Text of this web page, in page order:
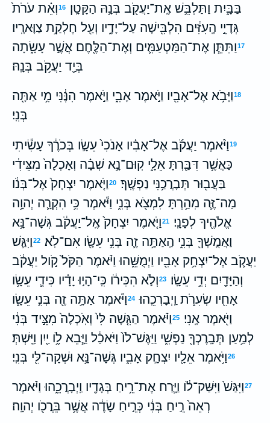
בַּבָּ֑יִת וַתַּלְבֵּ֥שׁ אֶֽת־יַעֲקֹ֖ב בְּנָ֥הּ הַקָּטָֽן׃
16וְאֵ֗ת עֹרֹת֙
גְּדָיֵ֣י הָֽעִזִּ֔ים הִלְבִּ֖ישָׁה עַל־יָדָ֑יו וְעַ֖ל חֶלְקַ֥ת צַוָּארָֽיו׃
17וַתִּתֵּ֧ן אֶת־הַמַּטְעַמִּ֛ים וְאֶת־הַלֶּ֖חֶם אֲשֶׁ֣ר עָשָׂ֑תָה
בְּיַ֖ד יַעֲקֹ֥ב בְּנָֽהּ׃
18וַיָּבֹ֥א אֶל־אָבִ֖יו וַיֹּ֣אמֶר אָבִ֑י וַיֹּ֣אמֶר הִנֶּ֔נִּי מִ֥י אַתָּ֖ה
בְּנִֽי׃
19וַיֹּ֨אמֶר יַעֲקֹ֜ב אֶל־אָבִ֗יו אָנֹכִי֙ עֵשָׂ֣ו בְּכֹרֶ֔ךָ עָשִׂ֕יתִי
כַּאֲשֶׁ֥ר דִּבַּ֖רְתָּ אֵלָ֑י קֽוּם־נָ֣א שְׁבָ֗ה וְאָכְלָה֙ מִצֵּידִ֔י
בַּעֲב֖וּר תְּבָרֲכַ֥נִּי נַפְשֶֽׁךָ׃ 20וַיֹּ֤אמֶר יִצְחָק֙ אֶל־בְּנֹ֔ו
מַה־זֶּ֛ה מִהַ֥רְתָּ לִמְצֹ֖א בְּנִ֑י וַיֹּ֕אמֶר כִּ֥י הִקְרָ֛ה יְהוָ֥ה
אֱלֹהֶ֖יךָ לְפָנָֽי׃
21וַיֹּ֤אמֶר יִצְחָק֙ אֶֽל־יַעֲקֹ֔ב גְּשָׁה־נָּ֥א
וַאֲמֻֽשְׁךָ֖ בְּנִ֑י הַֽאַתָּ֥ה זֶ֛ה בְּנִ֥י עֵשָׂ֖ו אִם־לֹֽא׃
22וַיִּגַּ֧שׁ
יַעֲקֹ֛ב אֶל־יִצְחָ֥ק אָבִ֖יו וַיְמֻשֵּׁ֑הוּ וַיֹּ֗אמֶר הַקֹּל֙ קֹ֣ול יַעֲקֹ֔ב
וְהַיָּדַ֖יִם יְדֵ֥י עֵשָֽׂו׃
23וְלֹ֣א הִכִּירֹ֔ו כִּֽי־הָי֣וּ יָדָ֗יו כִּידֵ֛י עֵשָׂ֥ו
אָחִ֖יו שְׂעִרֹ֑ת וַֽיְבָרְכֵֽהוּ׃ 24וַיֹּ֕אמֶר אַתָּ֥ה זֶ֖ה בְּנִ֣י עֵשָׂ֑ו
וַיֹּ֖אמֶר אָֽנִי׃
25וַיֹּ֗אמֶר הַגִּ֤שָׁה לִּי֙ וְאֹֽכְלָה֙ מִצֵּ֣יד בְּנִ֔י
לְמַ֥עַן תְּבָֽרֶכְךָ֖ נַפְשִׁ֑י וַיַּגֶּשׁ־לֹו֙ וַיֹּאכַ֔ל וַיָּ֧בֵא לֹ֦ו יַ֖יִן וַיֵּֽשְׁתְּ׃
26וַיֹּ֥אמֶר אֵלָ֖יו יִצְחָ֣ק אָבִ֑יו גְּשָׁה־נָּ֥א וּשְׁקָה־לִּ֖י בְּנִֽי׃
27וַיִּגַּשׁ֙ וַיִּשַּׁק־לֹ֔ו וַיָּ֛רַח אֶת־רֵ֥יחַ בְּגָדָ֖יו וַֽיְבָרֲכֵ֑הוּ וַיֹּ֗אמֶר
רְאֵה֙ רֵ֣יחַ בְּנִ֔י כְּרֵ֣יחַ שָׂדֶ֔ה אֲשֶׁ֥ר בֵּרֲכֹ֖ו יְהוָֽה׃